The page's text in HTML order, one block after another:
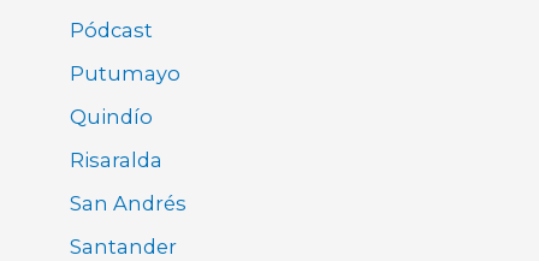
Pódcast
Putumayo
Quindío
Risaralda
San Andrés
Santander